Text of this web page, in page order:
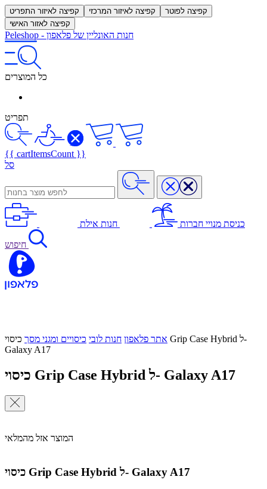
קפיצה לאיזור התפריט קפיצה לאיזור המרכזי
קפיצה לפוטר
קפיצה לאזור האישי
Peleshop - חנות האונליין של פלאפון
כל המוצרים
תפריט
{{ cartItemsCount }}
סל
כניסת מנויי חברות חנות אילת
חיפוש
אתר פלאפון חנות לובי כיסויים ומגני מסך כיסוי Grip Case Hybrid ל-
Galaxy A17
כיסוי Grip Case Hybrid ל- Galaxy A17
המוצר אזל מהמלאי
כיסוי Grip Case Hybrid ל- Galaxy A17